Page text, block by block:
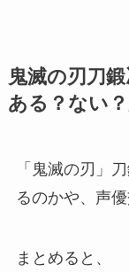
鬼滅の刃刀
ある？ない
「鬼滅の刃」
るのかや、声
まとめると、